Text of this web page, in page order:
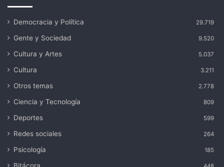
Democracia y Política 29.719
Gente y Sociedad 9.520
Cultura y Artes 5.037
Cultura 3.211
Otros temas 2.778
Ciencia y Tecnología 809
Deportes 599
Redes sociales 264
Psicología 185
Bitácora